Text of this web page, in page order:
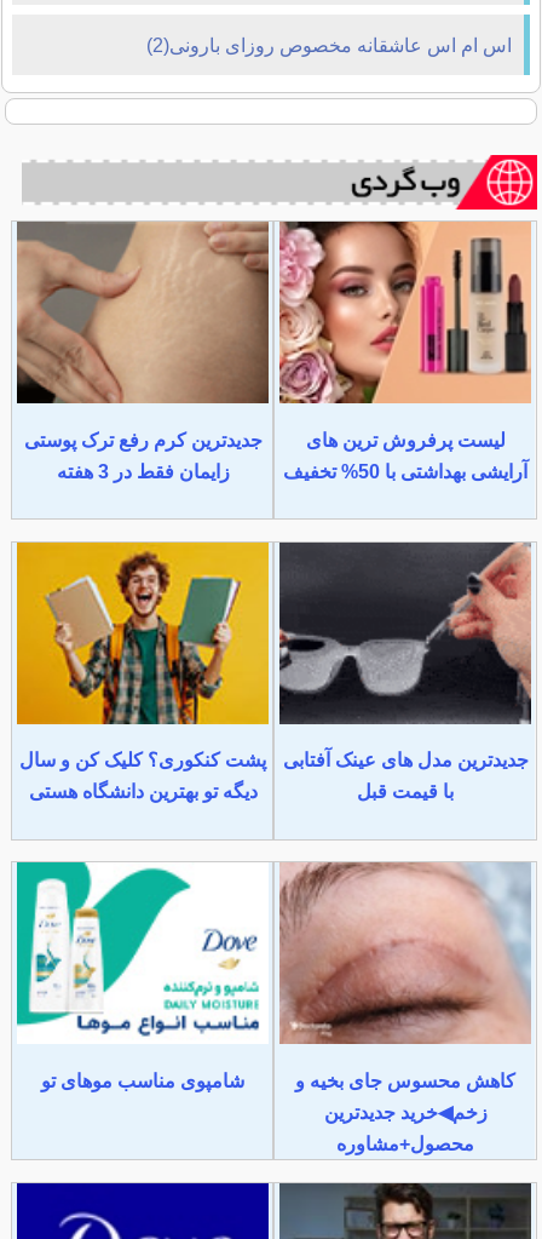
اس ام اس عاشقانه مخصوص روزای بارونی(2)
لیست پرفروش ترین های
آرایشی بهداشتی با 50% تخفیف
جدیدترین کرم رفع ترک پوستی
زایمان فقط در 3 هفته
جدیدترین مدل های عینک آفتابی
با قیمت قبل
پشت کنکوری؟ کلیک کن و سال
دیگه تو بهترین دانشگاه هستی
کاهش محسوس جای بخیه و
زخم◀خرید جدیدترین
محصول+مشاوره
شامپوی مناسب موهای تو